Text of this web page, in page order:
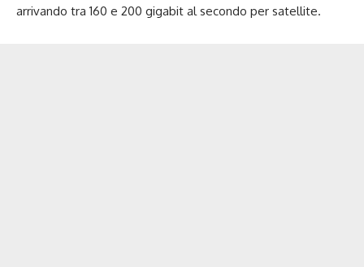
arrivando tra 160 e 200 gigabit al secondo per satellite.